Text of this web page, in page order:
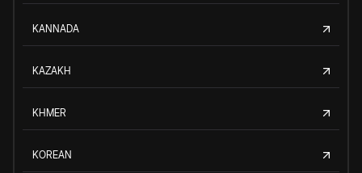
KANNADA
KAZAKH
KHMER
KOREAN